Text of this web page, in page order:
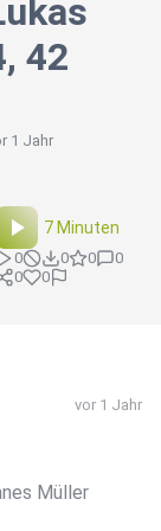
42
1 Jahr
7 Minuten
0 0 0
0
0
0
vor 1 Jahr
Müller